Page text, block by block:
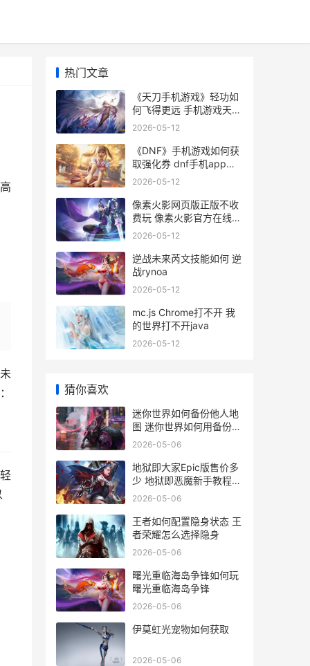
热门文章
《天刀手机游戏》轻功如
何飞得更远 手机游戏天涯
明月刀
2026-05-12
《DNF》手机游戏如何获
取强化券 dnf手机app都
有哪些
2026-05-12
像素火影网页版正版不收
费玩 像素火影官方在线畅
玩入口 像素火影官方下载
2026-05-12
逆战未来芮文技能如何 逆
战rynoa
2026-05-12
mc.js Chrome打不开 我
的世界打不开java
2026-05-12
猜你喜欢
迷你世界如何备份他人地
图 迷你世界如何用备份刷
物品
2026-05-06
地狱即大家Epic版售价多
少 地狱即恶魔新手教程怎
么过
2026-05-06
王者如何配置隐身状态 王
者荣耀怎么选择隐身
2026-05-06
曙光重临海岛争锋如何玩
曙光重临海岛争锋
2026-05-06
伊莫虹光宠物如何获取
2026-05-06